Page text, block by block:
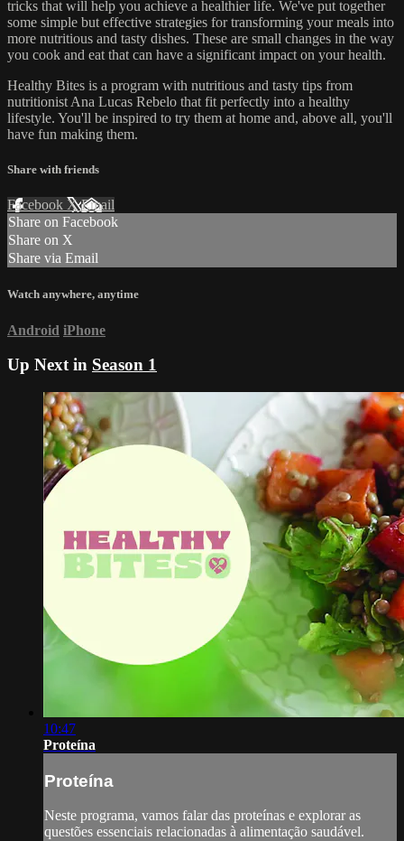
tricks that will help you achieve a healthier life. We've put together
some simple but effective strategies for transforming your meals into
more nutritious and tasty dishes. These are small changes in the way
you cook and eat that can have a significant impact on your health.
Healthy Bites is a program with nutritious and tasty tips from
nutritionist Ana Lucas Rebelo that fit perfectly into a healthy
lifestyle. You'll be inspired to try them at home and, above all, you'll
have fun making them.
Share with friends
Facebook XEmail
Share on Facebook
Share on X
Share via Email
Watch anywhere, anytime
Android iPhone
Up Next in Season 1
10:47
Proteína
Proteína
Neste programa, vamos falar das proteínas e explorar as
questões essenciais relacionadas à alimentação saudável.